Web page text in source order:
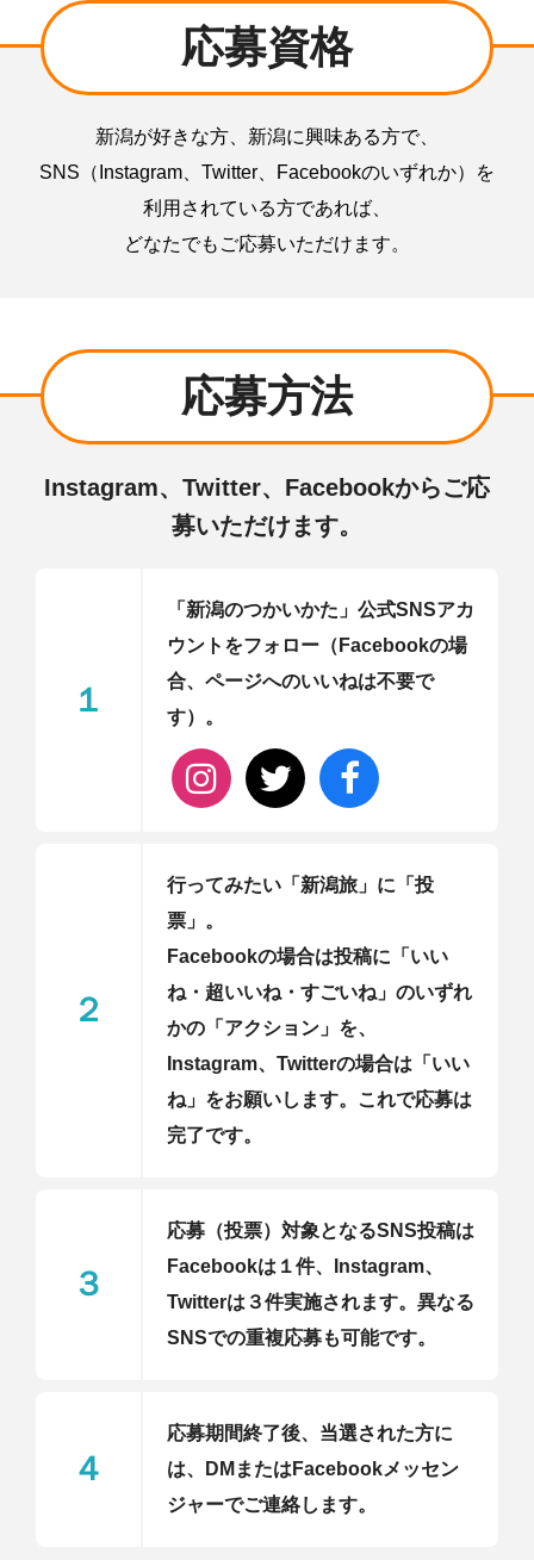
応募資格
新潟が好きな方、新潟に興味ある方で、
SNS（Instagram、Twitter、Facebookのいずれか）を
利用されている方であれば、
どなたでもご応募いただけます。
応募方法
Instagram、Twitter、Facebookからご応
募いただけます。
１
「新潟のつかいかた」公式SNSアカ
ウントをフォロー（Facebookの場
合、ページへのいいねは不要で
す）。
２
行ってみたい「新潟旅」に「投
票」。
Facebookの場合は投稿に「いい
ね・超いいね・すごいね」のいずれ
かの「アクション」を、
Instagram、Twitterの場合は「いい
ね」をお願いします。
これで応募は
完了です。
３
応募（投票）対象となるSNS投稿は
Facebookは１件、Instagram、
Twitterは３件実施されます。異なる
SNSでの重複応募も可能です。
４
応募期間終了後、当選された方に
は、DMまたはFacebookメッセン
ジャーでご連絡します。